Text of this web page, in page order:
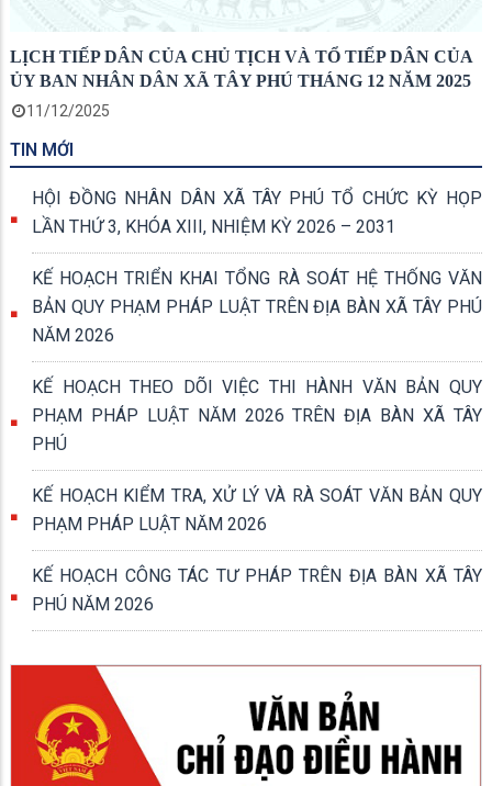
LỊCH TIẾP DÂN CỦA CHỦ TỊCH VÀ TỔ TIẾP DÂN CỦA
ỦY BAN NHÂN DÂN XÃ TÂY PHÚ THÁNG 12 NĂM 2025
11/12/2025
TIN MỚI
HỘI ĐỒNG NHÂN DÂN XÃ TÂY PHÚ TỔ CHỨC KỲ HỌP
LẦN THỨ 3, KHÓA XIII, NHIỆM KỲ 2026 – 2031
KẾ HOẠCH TRIỂN KHAI TỔNG RÀ SOÁT HỆ THỐNG VĂN
BẢN QUY PHẠM PHÁP LUẬT TRÊN ĐỊA BÀN XÃ TÂY PHÚ
NĂM 2026
KẾ HOẠCH THEO DÕI VIỆC THI HÀNH VĂN BẢN QUY
PHẠM PHÁP LUẬT NĂM 2026 TRÊN ĐỊA BÀN XÃ TÂY
PHÚ
KẾ HOẠCH KIỂM TRA, XỬ LÝ VÀ RÀ SOÁT VĂN BẢN QUY
PHẠM PHÁP LUẬT NĂM 2026
KẾ HOẠCH CÔNG TÁC TƯ PHÁP TRÊN ĐỊA BÀN XÃ TÂY
PHÚ NĂM 2026